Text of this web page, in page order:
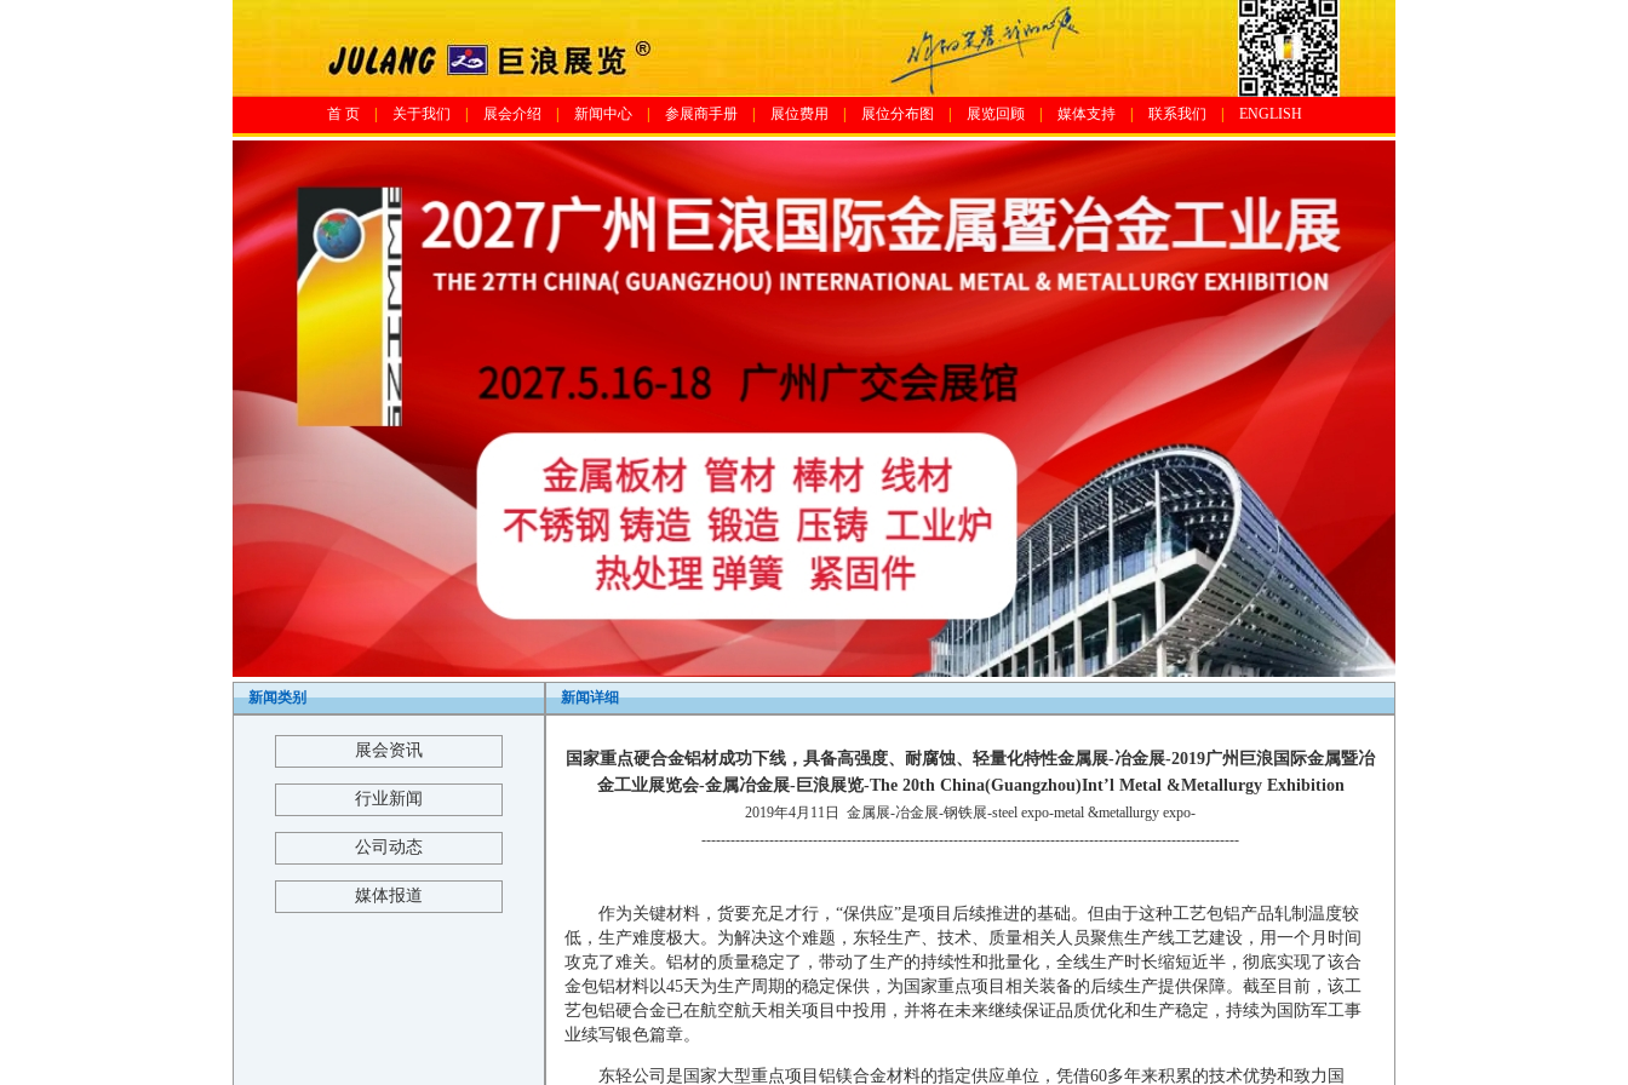
首 页 关于我们 展会介绍 新闻中心 参展商手册| 展位费用 展位分布图 展览回顾 媒体支持| 联系我们 ENGLISH
新闻类别
展会资讯
行业新闻
公司动态
媒体报道
新闻详细
国家重点硬合金铝材成功下线，具备高强度、耐腐蚀、轻量化特性金属展-冶金展-2019广州巨浪国际金属暨冶
金工业展览会-金属冶金展-巨浪展览-The 20th China(Guangzhou)Int’l Metal &Metallurgy Exhibition
2019年4月11日
金属展-冶金展-钢铁展-steel expo-metal &metallurgy expo-
---------------------------------------------------------------------------------------------------------------
作为关键材料，货要充足才行，“保供应”是项目后续推进的基础。但由于这种工艺包铝产品轧制温度较
低，生产难度极大。为解决这个难题，东轻生产、技术、质量相关人员聚焦生产线工艺建设，用一个月时间
攻克了难关。铝材的质量稳定了，带动了生产的持续性和批量化，全线生产时长缩短近半，彻底实现了该合
金包铝材料以45天为生产周期的稳定保供，为国家重点项目相关装备的后续生产提供保障。截至目前，该工
艺包铝硬合金已在航空航天相关项目中投用，并将在未来继续保证品质优化和生产稳定，持续为国防军工事
业续写银色篇章。
东轻公司是国家大型重点项目铝镁合金材料的指定供应单位，凭借60多年来积累的技术优势和致力国